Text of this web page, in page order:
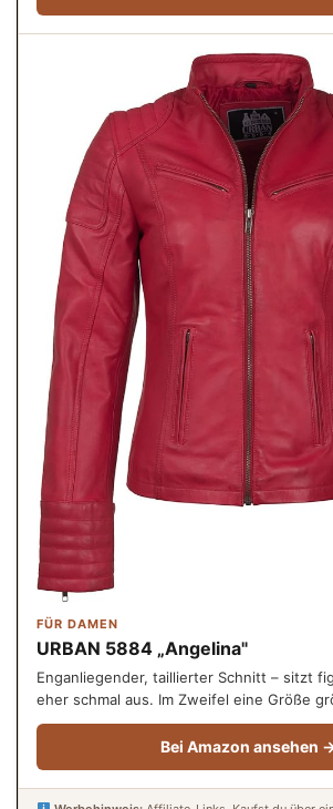
FÜR DAMEN
URBAN 5884 „Angelina"
Enganliegender, taillierter Schnitt – sitzt
eher schmal aus. Im Zweifel eine Größe
Bei Amazon ansehen